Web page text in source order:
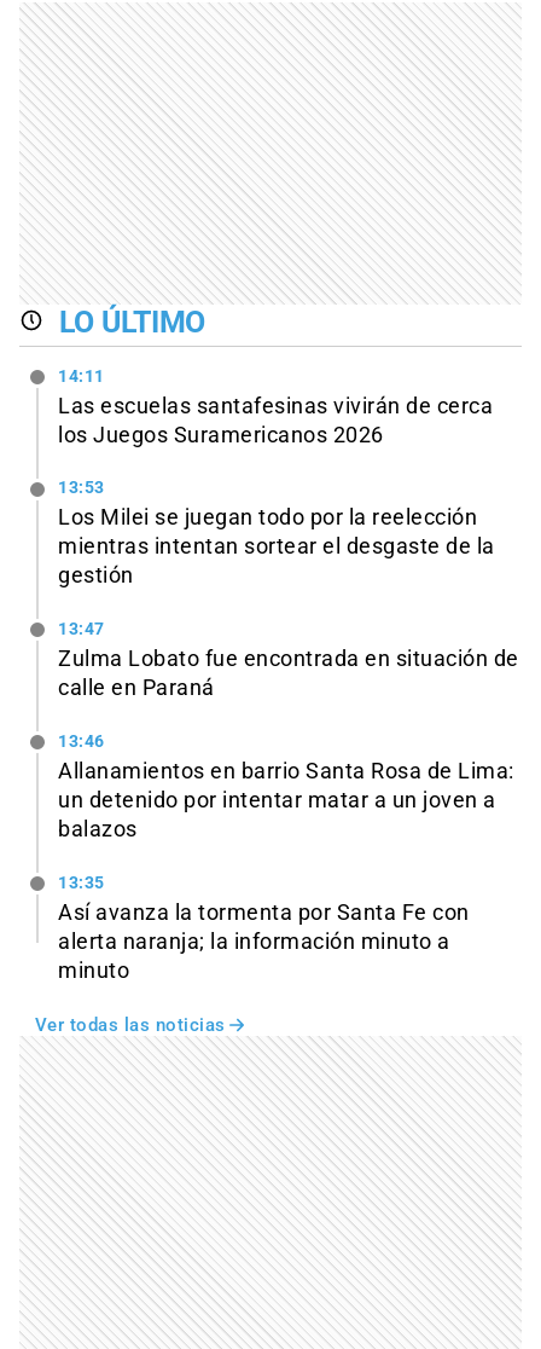
LO ÚLTIMO
14:11
Las escuelas santafesinas vivirán de cerca
los Juegos Suramericanos 2026
13:53
Los Milei se juegan todo por la reelección
mientras intentan sortear el desgaste de la
gestión
13:47
Zulma Lobato fue encontrada en situación de
calle en Paraná
13:46
Allanamientos en barrio Santa Rosa de Lima:
un detenido por intentar matar a un joven a
balazos
13:35
Así avanza la tormenta por Santa Fe con
alerta naranja; la información minuto a
minuto
Ver todas las noticias